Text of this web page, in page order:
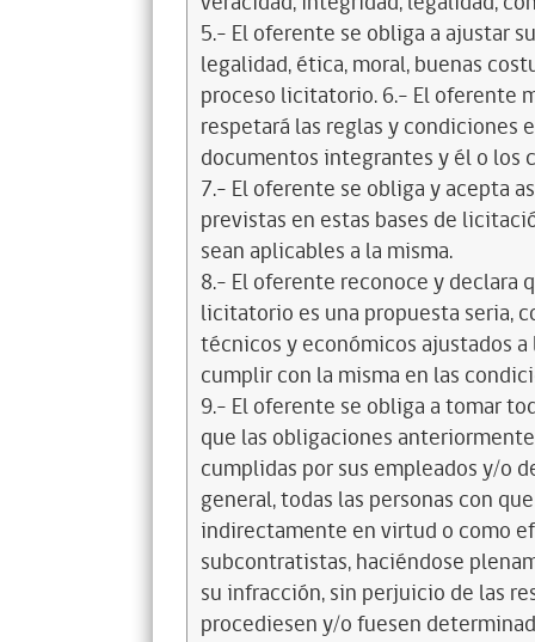
5.- El oferente se obliga a ajustar
legalidad, ética, moral, buenas
proceso licitatorio. 6.- El oferente
respetará las reglas y condiciones
documentos integrantes y él o los
7.- El oferente se obliga y acepta
previstas en estas bases de
sean aplicables a la misma.
8.- El oferente reconoce y declara
licitatorio es una propuesta seria,
técnicos y económicos ajustados
cumplir con la misma en las
9.- El oferente se obliga a tomar
que las obligaciones
cumplidas por sus empleados y/o
general, todas las personas con
indirectamente en virtud o como
subcontratistas, haciéndose
su infracción, sin perjuicio de las
procediesen y/o fuesen